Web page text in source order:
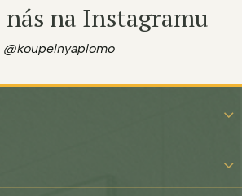
na Instagramu
@koupelnyaplomo